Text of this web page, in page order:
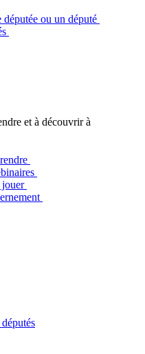
ou un député
et à découvrir à
jouer